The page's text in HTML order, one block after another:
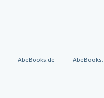
AbeBooks.de